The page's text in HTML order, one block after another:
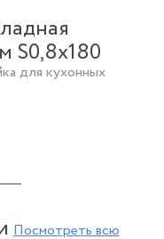
S0,8х180
для кухонных
Посмотреть всю